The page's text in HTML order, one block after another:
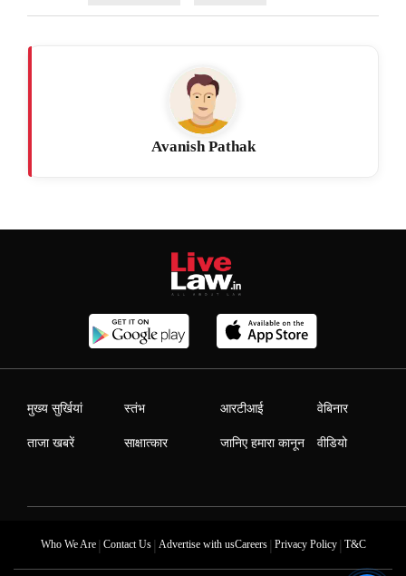
Avanish Pathak
मुख्य सुर्खियां
ताजा खबरें
स्तंभ
साक्षात्कार
आरटीआई
जानिए हमारा कानून
वेबिनार
वीडियो
Who We Are| Contact Us| Advertise with usCareers| Privacy Policy| T&C